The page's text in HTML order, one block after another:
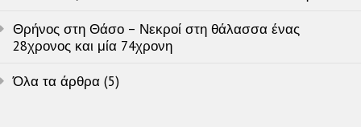
Θρήνος στη Θάσο – Νεκροί στη θάλασσα ένας
28χρονος και μία 74χρονη
Όλα τα άρθρα (5)